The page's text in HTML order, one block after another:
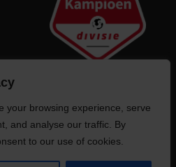
your browsing experience, serve
and analyse our traffic. By
to our use of cookies.
van deze website